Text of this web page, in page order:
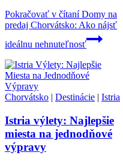
Pokračovať v čítaníDomy na
predaj Chorvátsko: Ako nájsť
ideálnu nehnuteľnosť
Chorvátsko | Destinácie | Istria
Istria výlety: Najlepšie
miesta na jednodňové
výpravy